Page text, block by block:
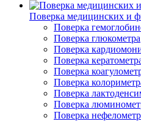
Поверка медицинских и
Поверка
Поверка глюкометра
Поверка
Поверка
Поверка
Поверка
Поверка
Поверка
Поверка